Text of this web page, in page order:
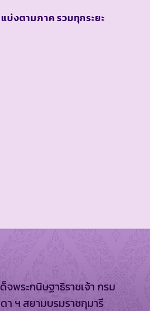
บ่งตามภาค รวมทุกระยะ
พระกนิษฐาธิราชเจ้า กรม
า ฯ สยามบรมราชกุมารี